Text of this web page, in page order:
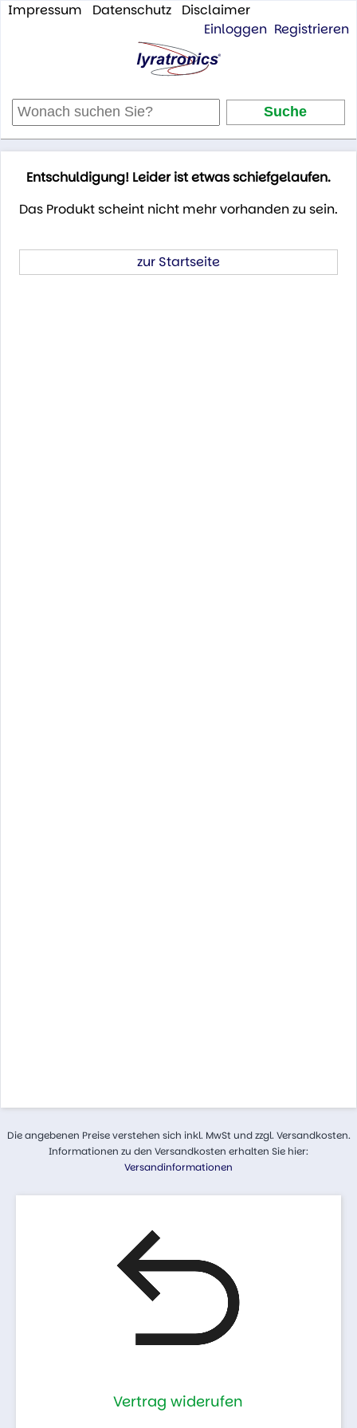
Impressum Datenschutz
Disclaimer
Einloggen Registrieren
Entschuldigung! Leider ist etwas schiefgelaufen.
Das Produkt scheint nicht mehr vorhanden zu sein.
zur Startseite
Die angebenen Preise verstehen sich inkl. MwSt und zzgl. Versandkosten.
Informationen zu den Versandkosten erhalten Sie hier:
Versandinformationen
Vertrag widerufen